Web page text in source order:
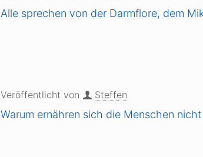
Alle sprechen von der Darmflore, dem
Veröffentlicht von Steffen
Warum ernähren sich die Menschen